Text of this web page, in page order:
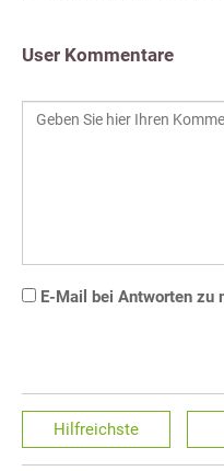
User Kommentare
E-Mail bei Antworten zu
Hilfreichste